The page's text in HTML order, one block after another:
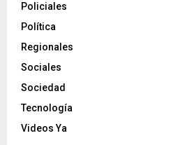
Policiales
Política
Regionales
Sociales
Sociedad
Tecnología
Videos Ya